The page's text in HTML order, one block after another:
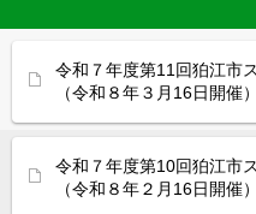
令和７年度第11回狛江市
（令和８年３月16日開催）
令和７年度第10回狛江市
（令和８年２月16日開催）